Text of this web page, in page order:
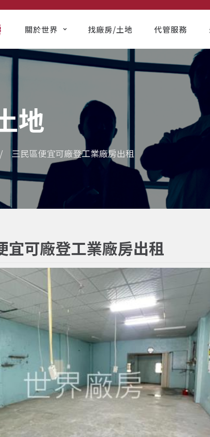
關於世界 找廠房/土地 代管服務
地
三民區便宜可廠登工業廠房出租
宜可廠登工業廠房出租